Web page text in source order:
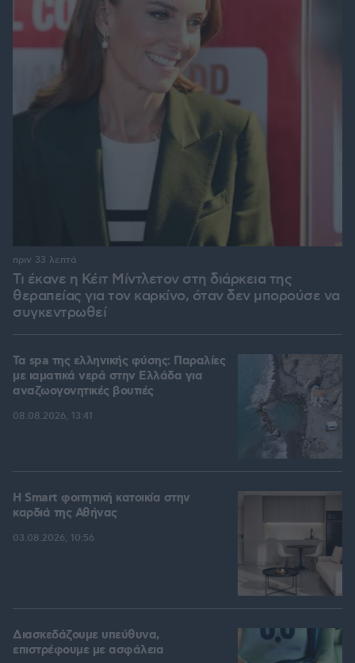
Τι έκανε η Κέιτ Μίντλετον στη διάρκεια της
θεραπείας για τον καρκίνο, όταν δεν μπορούσε να
συγκεντρωθεί
πριν 33 λεπτά
Τα spa της ελληνικής φύσης: Παραλίες
με ιαματικά νερά στην Ελλάδα για
αναζωογονητικές βουτιές
08.08.2026, 13:41
Η Smart φοιτητική κατοικία στην
καρδιά της Αθήνας
03.08.2026, 10:56
Διασκεδάζουμε υπεύθυνα,
επιστρέφουμε με ασφάλεια